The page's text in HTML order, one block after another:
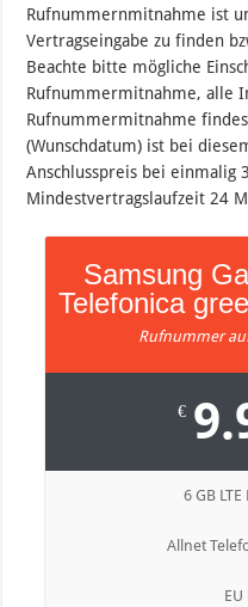
Rufnummernmitnahme ist
Vertragseingabe zu finden
Beachte bitte mögliche
Rufnummermitnahme, alle
Rufnummermitnahme
(Wunschdatum) ist bei
Anschlusspreis bei einmalig
Mindestvertragslaufzeit 24
Samsung
Telefonica
Rufnummer
€
6 GB
Allnet